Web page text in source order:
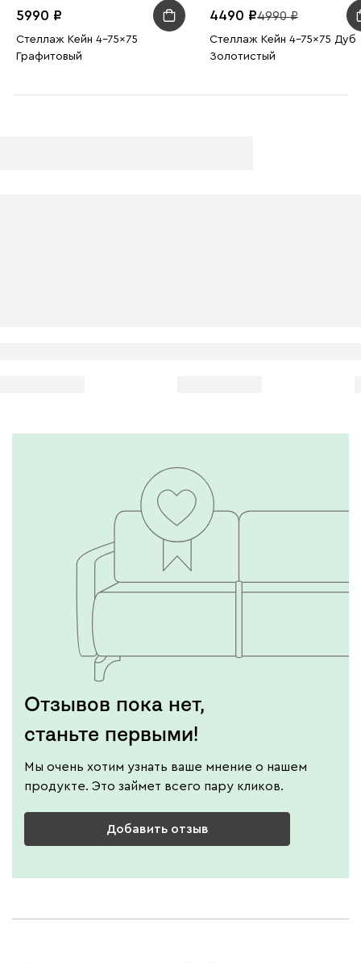
5990
Стеллаж Кейн 4-75x75
Графитовый
4490 4990
Стеллаж Кейн 4-75x75 Дуб
Золотистый
Отзывов пока нет,
станьте первыми!
Мы очень хотим узнать ваше мнение о нашем
продукте. Это займет всего пару кликов.
Добавить отзыв